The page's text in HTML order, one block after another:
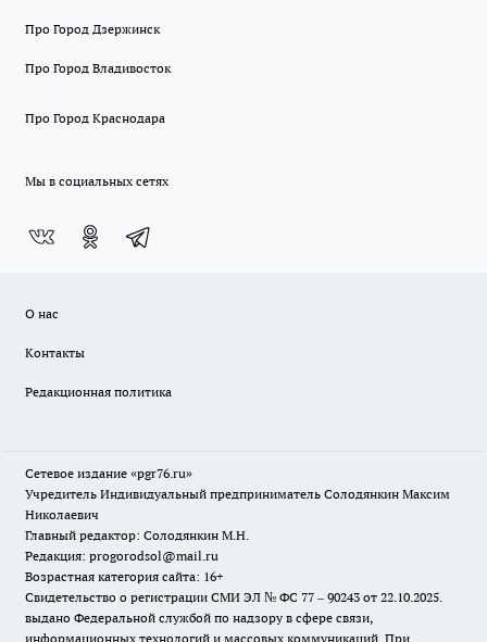
Про Город Дзержинск
Про Город Владивосток
Про Город Краснодара
Мы в социальных сетях
О нас
Контакты
Редакционная политика
Сетевое издание «pgr76.ru»
Учредитель Индивидуальный предприниматель Солодянкин Максим
Николаевич
Главный редактор: Солодянкин М.Н.
Редакция: progorodsol@mail.ru
Возрастная категория сайта: 16+
Свидетельство о регистрации СМИ ЭЛ № ФС 77 – 90243 от 22.10.2025.
выдано Федеральной службой по надзору в сфере связи,
информационных технологий и массовых коммуникаций. При